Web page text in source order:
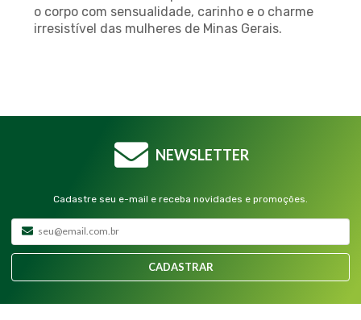
o corpo com sensualidade, carinho e o charme
irresistível das mulheres de Minas Gerais.
NEWSLETTER
Cadastre seu e-mail e receba novidades e promoções.
CADASTRAR